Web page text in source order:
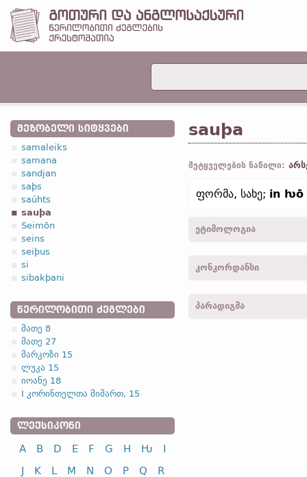
ᲛᲔᲖᲝᲑᲔᲚᲘ ᲡᲘᲢᲧᲕᲔᲑᲘ
samaleiks
samana
sandjan
saþs
saúhts
sauþa
Seimōn
seins
seiþus
si
sibakþani
ᲬᲔᲠᲘᲚᲝᲑᲘᲗᲘ ᲫᲔᲒᲚᲔᲑᲘ
მათე 8
მათე 27
მარკოზი 15
ლუკა 15
იოანე 18
I კორინთელთა მიმართ, 15
ᲚᲔᲥᲡᲘᲙᲝᲜᲘ
A B D E F G H Ƕ
I
J
K L M N O P Q
R
sauþa
მეტყველების ნაწილი:
ფორმა, სახე; in ƕō
ეტიმოლოგია
კონკორდანსი
პარადიგმა